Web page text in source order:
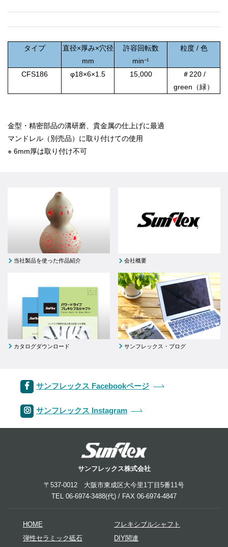
タイプ
直径×厚み×穴径
mm
許容回転数
min⁻¹
粒度 / 色
CFS186 φ18×6×1.5 15,000
＃220 /
green（緑）
金型・精密部品の溝研磨、貴金属の仕上げに最適
マンドレル（別売品）に取り付けての使用
※ 6mm厚は取り付け不可
当社製品を使った作品紹介 会社概要
カタログダウンロード サンフレックス・ブログ
サンフレックス Facebookページ
サンフレックス Instagram
サンフレックス株式会社
〒537-0012 大阪市東成区大今里1丁目5番11号
TEL 06-6974-3488(代) / FAX 06-6974-4847
HOME
フレキシブルシャフト
弾性セラミック砥石
DIY関連